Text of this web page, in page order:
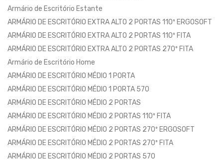
Armário de Escritório Estante
ARMÁRIO DE ESCRITÓRIO EXTRA ALTO 2 PORTAS 110º ERGOSOFT
ARMÁRIO DE ESCRITÓRIO EXTRA ALTO 2 PORTAS 110º FITA
ARMÁRIO DE ESCRITÓRIO EXTRA ALTO 2 PORTAS 270º FITA
Armário de Escritório Home
ARMÁRIO DE ESCRITÓRIO MÉDIO 1 PORTA
ARMÁRIO DE ESCRITÓRIO MÉDIO 1 PORTA 570
ARMÁRIO DE ESCRITÓRIO MÉDIO 2 PORTAS
ARMÁRIO DE ESCRITÓRIO MÉDIO 2 PORTAS 110º FITA
ARMÁRIO DE ESCRITÓRIO MÉDIO 2 PORTAS 270º ERGOSOFT
ARMÁRIO DE ESCRITÓRIO MÉDIO 2 PORTAS 270º FITA
ARMÁRIO DE ESCRITÓRIO MÉDIO 2 PORTAS 570